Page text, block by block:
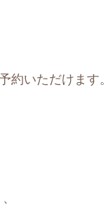
いただけます。